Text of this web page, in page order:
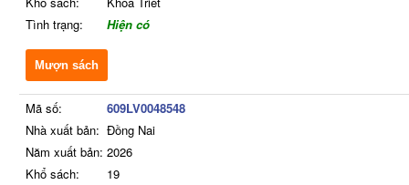
Tình trạng:
Hiện có
Mượn sách
Mã số:
609LV0048548
Nhà xuất bản: Đồng Nai
Năm xuất bản: 2026
Khổ sách:
19